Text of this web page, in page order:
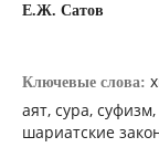
Е.Ж. Сатов
Ключевые слова:
аят, сура,
шариатские